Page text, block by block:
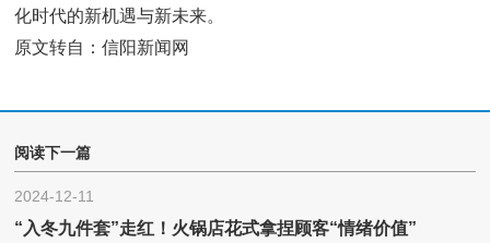
化时代的新机遇与新未来。
原文转自：信阳新闻网
阅读下一篇
2024-12-11
“入冬九件套”走红！火锅店花式拿捏顾客“情绪价值”